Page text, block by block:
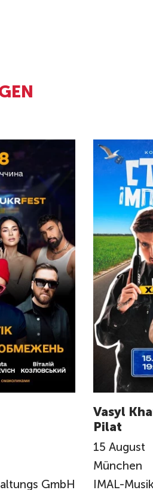
GmbH
Vasyl
Pilat
15 August
München
IMAL-